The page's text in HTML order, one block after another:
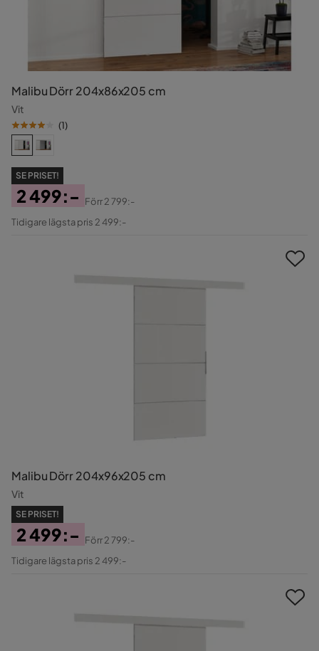
Malibu Dörr 204x86x205 cm
Vit
(1)
SE PRISET!
Pris
2 499:-
Original
Förr2 799:-
Tidigare lägsta pris 2 499:-
Malibu Dörr 204x96x205 cm
Vit
SE PRISET!
Pris
2 499:-
Original
Förr2 799:-
Tidigare lägsta pris 2 499:-